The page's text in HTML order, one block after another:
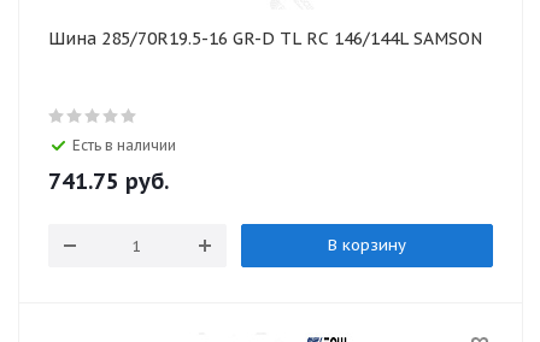
Шина 285/70R19.5-16 GR-D TL RC 146/144L SAMSON
Есть в наличии
741.75 руб.
В корзину